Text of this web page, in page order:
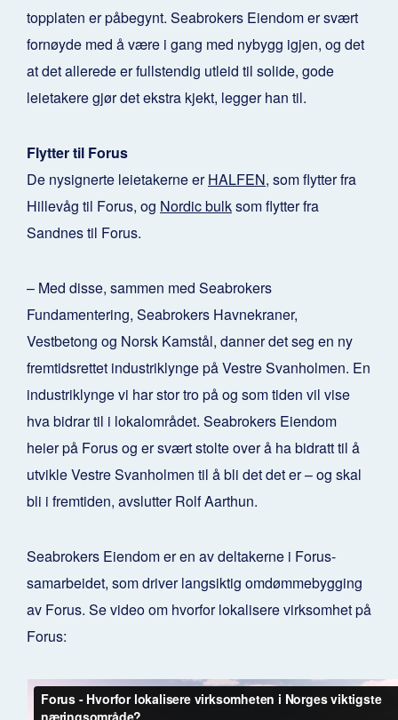
topplaten er påbegynt. Seabrokers Eiendom er svært
fornøyde med å være i gang med nybygg igjen, og det
at det allerede er fullstendig utleid til solide, gode
leietakere gjør det ekstra kjekt, legger han til.
Flytter til Forus
De nysignerte leietakerne erHALFEN, som flytter fra
Hillevåg til Forus, og Nordic bulksom flytter fra
Sandnes til Forus.
– Med disse, sammen med Seabrokers
Fundamentering, Seabrokers Havnekraner,
Vestbetong og Norsk Kamstål, danner det seg en ny
fremtidsrettet industriklynge på Vestre Svanholmen. En
industriklynge vi har stor tro på og som tiden vil vise
hva bidrar til i lokalområdet. Seabrokers Eiendom
heier på Forus og er svært stolte over å ha bidratt til å
utvikle Vestre Svanholmen til å bli det det er – og skal
bli i fremtiden, avslutter Rolf Aarthun.
Seabrokers Eiendom er en av deltakerne i Forus-
samarbeidet, som driver langsiktig omdømmebygging
av Forus. Se video om hvorfor lokalisere virksomhet på
Forus: